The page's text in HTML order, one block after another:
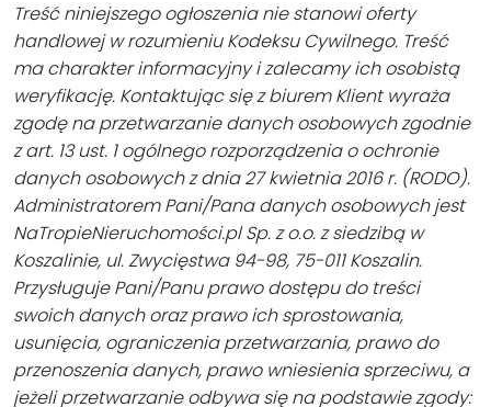
Treść niniejszego ogłoszenia nie stanowi oferty
handlowej w rozumieniu Kodeksu Cywilnego. Treść
ma charakter informacyjny i zalecamy ich osobistą
weryfikację. Kontaktując się z biurem Klient wyraża
zgodę na przetwarzanie danych osobowych zgodnie
z art. 13 ust. 1 ogólnego rozporządzenia o ochronie
danych osobowych z dnia 27 kwietnia 2016 r. (RODO).
Administratorem Pani/Pana danych osobowych jest
NaTropieNieruchomości.pl Sp. z o.o. z siedzibą w
Koszalinie, ul. Zwycięstwa 94-98, 75-011 Koszalin.
Przysługuje Pani/Panu prawo dostępu do treści
swoich danych oraz prawo ich sprostowania,
usunięcia, ograniczenia przetwarzania, prawo do
przenoszenia danych, prawo wniesienia sprzeciwu, a
jeżeli przetwarzanie odbywa się na podstawie zgody: